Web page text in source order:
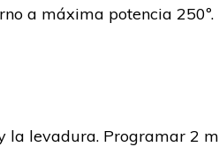
a máxima potencia 250º.
la levadura. Programar 2